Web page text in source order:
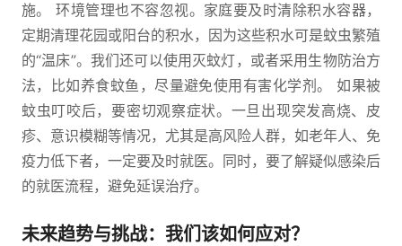
施。 环境管理也不容忽视。家庭要及时清除积水容器，
定期清理花园或阳台的积水，因为这些积水可是蚊虫繁殖
的“温床”。我们还可以使用灭蚊灯，或者采用生物防治方
法，比如养食蚊鱼，尽量避免使用有害化学剂。 如果被
蚊虫叮咬后，要密切观察症状。一旦出现突发高烧、皮
疹、意识模糊等情况，尤其是高风险人群，如老年人、免
疫力低下者，一定要及时就医。同时，要了解疑似感染后
的就医流程，避免延误治疗。
未来趋势与挑战：我们该如何应对？